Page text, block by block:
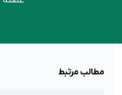
مطالب مرتبط